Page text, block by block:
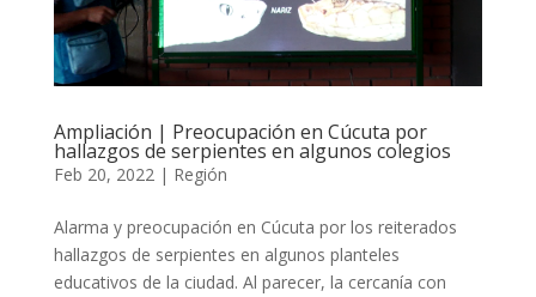
Ampliación | Preocupación en Cúcuta por
hallazgos de serpientes en algunos colegios
Feb 20, 2022| Región
Alarma y preocupación en Cúcuta por los reiterados
hallazgos de serpientes en algunos planteles
educativos de la ciudad. Al parecer, la cercanía con